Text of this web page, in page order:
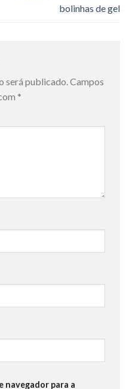
bolinhas de gel
será publicado.Campos
*
navegador para a